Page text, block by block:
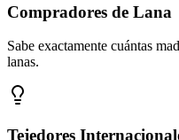
Compradores de Lana
Sabe exactamente cuántas
lanas.
Tejedores